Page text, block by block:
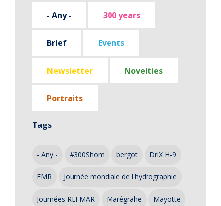
- Any - 300 years
Brief Events
Newsletter Novelties
Portraits
Tags
- Any - #300Shom bergot DriX H-9
EMR Journée mondiale de l'hydrographie
Journées REFMAR Marégrahe Mayotte